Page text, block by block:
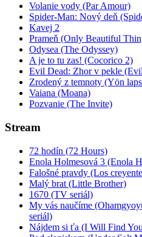
Volanie vody (Par Amour)
Spider-Man: Nový deň
Kavej 2
Prameň (Only Beautiful
Odysea (The Odyssey)
A je to tu zas! (Cocorico 2)
Evil Dead: Zhor v pekle
Zrodený z temnoty (Yön
Vaiana (Moana)
Pozvanie (The Invite)
Stream
72 hodín (72 Hours)
Enola Holmesová 3 (Enola
Falošné pravdy (Los
Malý brat (Little Brother)
1670 (TV seriál)
My vás naučíme
seriál)
Nájdem si ťa (I Will Find